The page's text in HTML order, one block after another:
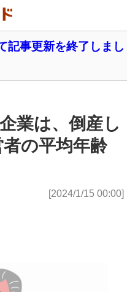
記事更新を終了しまし
業は、倒産し
の平均年齢
[2024/1/15 00:00]